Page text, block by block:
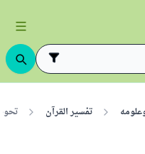
تفسير القرآن